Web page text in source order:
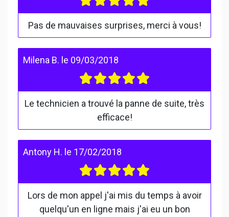
Pas de mauvaises surprises, merci à vous!
Milena B. le 09/03/2018
Le technicien a trouvé la panne de suite, très
efficace!
Antony H. le 17/02/2018
Lors de mon appel j'ai mis du temps à avoir
quelqu'un en ligne mais j'ai eu un bon